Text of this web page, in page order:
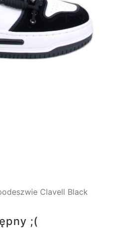
Clavell Black
;(